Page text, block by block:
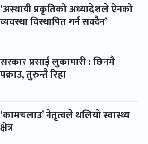
‘अस्थायी प्रकृतिको अध्यादेशले ऐनको
व्यवस्था विस्थापित गर्न सक्दैन’
सरकार-प्रसाईं लुकामारी : छिनमै
पक्राउ, तुरुन्तै रिहा
‘कामचलाउ’ नेतृत्वले थलियो स्वास्थ्य
क्षेत्र